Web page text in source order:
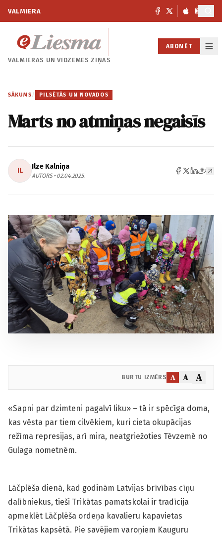
VALMIERA
VALMIERAS UNVIDZEMES ZIŅAS
ABONĒT
SĀKUMS / PILSĒTĀS UN NOVADOS
Marts no atmiņas negaisīs
IL Ilze Kalniņa
AUTORS • 02.04.2025.
BURTU IZMĒRS A A A
«Sapni par dzimteni pagalvī liku» – tā ir spēcīga doma,
kas vēsta par tiem cilvēkiem, kuri cieta okupācijas
režīma represijas, arī mira, neatgriežoties Tēvzemē no
Gulaga nometnēm.
Lāčplēša dienā, kad godinām Latvijas brīvības cīņu
dalībniekus, tieši Trikātas pamatskolai ir tradīcija
apmeklēt Lāčplēša ordeņa kavalieru kapavietas
Trikātas kapsētā. Pie savējiem varoņiem Kauguru